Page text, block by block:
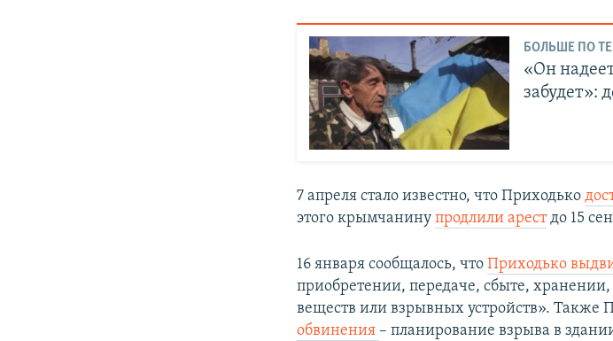
БОЛЬШЕ ПО
«Он
забудет»:
7 апреля стало известно, что Приходько
этого крымчанинупродлили арестдо 15
16 января сообщалось, чтоПриходько
приобретении, передаче, сбыте,
веществ или взрывных устройств​». Также
обвинения – планирование взрыва в